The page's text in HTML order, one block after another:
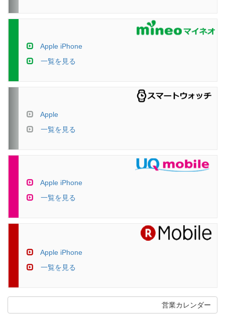
Apple iPhone
一覧を見る
Apple
一覧を見る
Apple iPhone
一覧を見る
Apple iPhone
一覧を見る
営業カレンダー